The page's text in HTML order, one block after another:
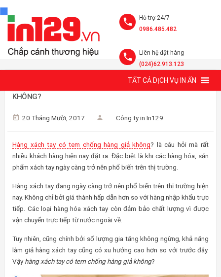
Hỗ trợ 24/7
0986.485.482
Liên hệ đặt hàng
(024)62.913.123
TẤT CẢ DỊCH VỤ IN ẤN
HÀNG HÓA XÁCH TAY 2026 CÓ TEM CHỐNG HÀNG GIẢ
KHÔNG?
20 Tháng Mười, 2017 Công ty in In129
Hàng xách tay có tem chống hàng giả không? là câu hỏi mà rất
nhiều khách hàng hiện nay đặt ra. Đặc biệt là khi các hàng hóa, sản
phẩm xách tay ngày càng trở nên phổ biến trên thị trường.
Hàng xách tay đang ngày càng trở nên phổ biến trên thị trường hiện
nay. Không chỉ bởi giá thành hấp dẫn hơn so với hàng nhập khẩu trực
tiếp. Các loại hàng hóa xách tay còn đảm bảo chất lượng vì được
vận chuyển trực tiếp từ nước ngoài về.
Tuy nhiên, cũng chính bởi số lượng gia tăng không ngừng, khả năng
làm giả hàng xách tay cũng có xu hướng cao hơn so với trước đây.
Vậy hàng xách tay có tem chống hàng giả không?